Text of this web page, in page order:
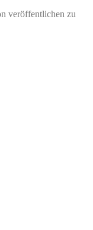
veröffentlichen zu